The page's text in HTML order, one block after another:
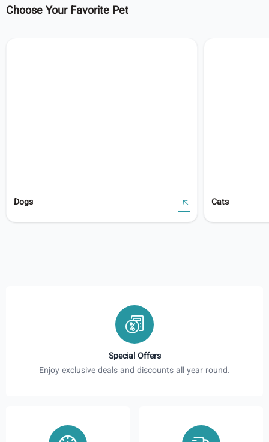
Choose Your Favorite Pet
Dogs Cats
Special Offers
Enjoy exclusive deals and discounts all year round.